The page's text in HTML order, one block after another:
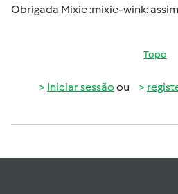
Obrigada Mixie :mixie-wink:
Topo
Iniciar sessão ou